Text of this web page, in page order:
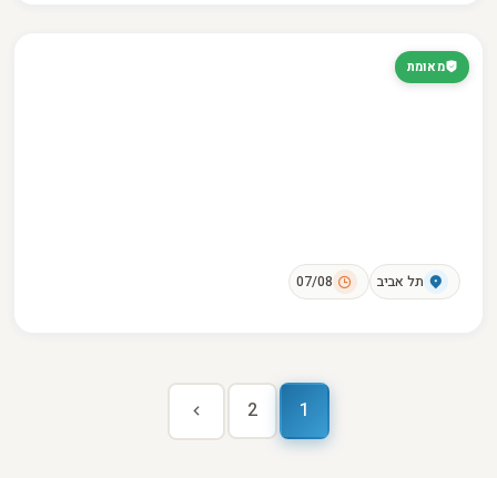
מאומת
תל אביב 07/08
1
2